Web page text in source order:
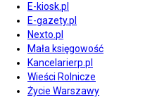
E-kiosk.pl
E-gazety.pl
Nexto.pl
Mała księgowość
Kancelarierp.pl
Wieści Rolnicze
Życie Warszawy